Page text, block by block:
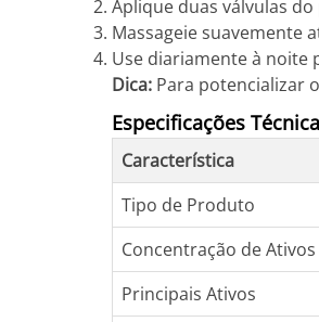
Aplique duas válvulas
Massageie suavemente
Use diariamente à noite
Dica: Para potencializar
Especificações
Característica
Tipo de Produto
Concentração de Ativos
Principais Ativos